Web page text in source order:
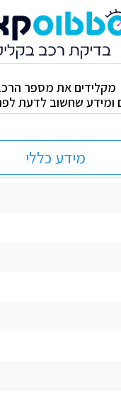
מקלידים את מספר
ומידע שחשוב לדעת
מידע כללי